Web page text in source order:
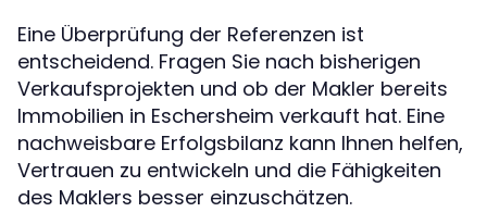
Eine Überprüfung der Referenzen ist
entscheidend. Fragen Sie nach bisherigen
Verkaufsprojekten und ob der Makler bereits
Immobilien in Eschersheim verkauft hat. Eine
nachweisbare Erfolgsbilanz kann Ihnen helfen,
Vertrauen zu entwickeln und die Fähigkeiten
des Maklers besser einzuschätzen.